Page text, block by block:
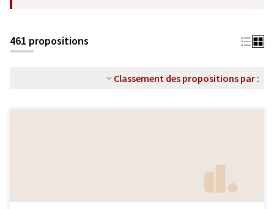
461 propositions
Classement des propositions par :